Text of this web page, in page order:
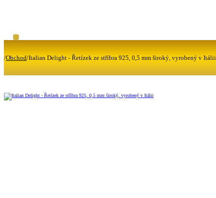
/Obchod/Italian Delight - Řetízek ze stříbra 925, 0,5 mm široký, vyrobený v Itálii